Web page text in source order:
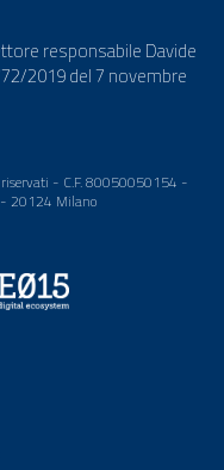
responsabile Davide
2019 del 7 novembre
- C.F. 80050050154 -
20124 Milano